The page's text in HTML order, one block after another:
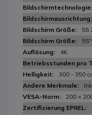
55
55''
4K
300 - 350
200 ×